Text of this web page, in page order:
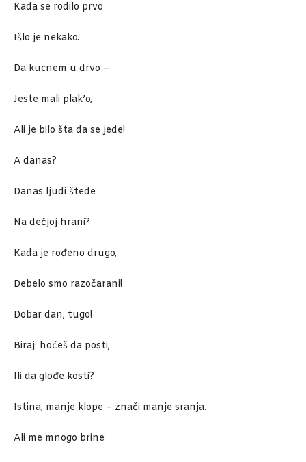
Kada se rodilo prvo
Išlo je nekako.
Da kucnem u drvo –
Jeste mali plak’o,
Ali je bilo šta da se jede!
A danas?
Danas ljudi štede
Na dečjoj hrani?
Kada je rođeno drugo,
Debelo smo razočarani!
Dobar dan, tugo!
Biraj: hoćeš da posti,
Ili da glođe kosti?
Istina, manje klope – znači manje sranja.
Ali me mnogo brine